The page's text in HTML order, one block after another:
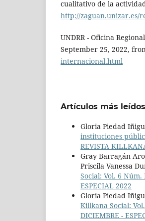
cualitativo de la
http://zaguan.unizar.es/
UNDRR - Oficina
September 25, 2022,
internacional.html
Artículos más
Gloria Piedad
instituciones
REVISTA
Gray Barragán
Priscila Vanessa
Social: Vol. 6 Núm.
ESPECIAL 2022
Gloria Piedad
Killkana Social:
DICIEMBRE -